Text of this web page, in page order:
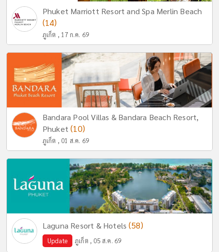
Phuket Marriott Resort and Spa Merlin Beach
(14)
ภูเก็ต , 17 ก.ค. 69
Bandara Pool Villas & Bandara Beach Resort,
Phuket(10)
ภูเก็ต , 01 ส.ค. 69
Laguna Resort & Hotels(58)
Update ภูเก็ต , 05 ส.ค. 69